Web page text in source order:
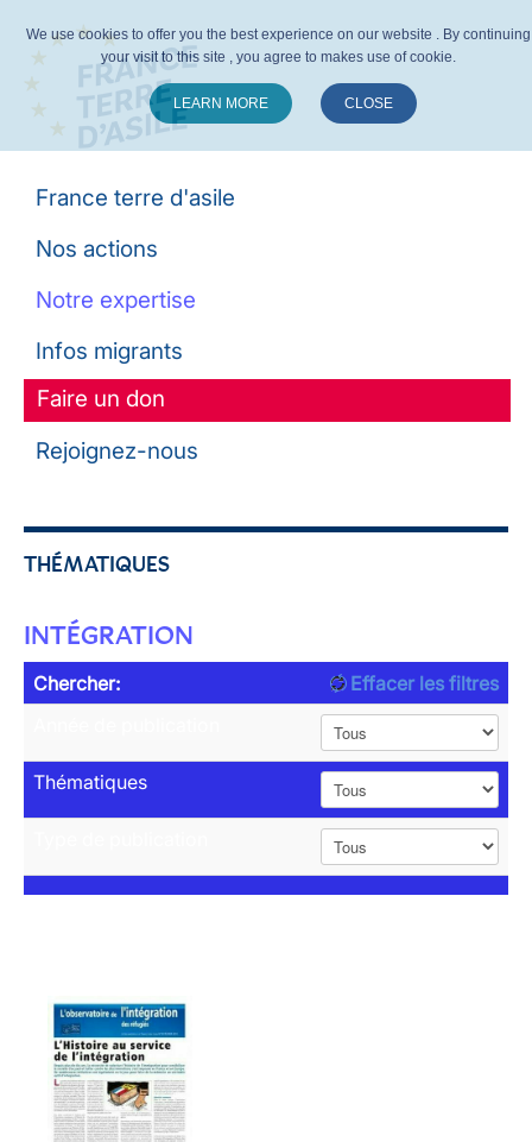
France terre d'asile
Nos actions
Notre expertise
Infos migrants
Faire un don
Rejoignez-nous
THÉMATIQUES
INTÉGRATION
Chercher:
Effacer les filtres
Thématiques
We use cookies to offer you the best experience on our website . By continuing
your visit to this site , you agree to makes use of cookie.
LEARN MORE CLOSE